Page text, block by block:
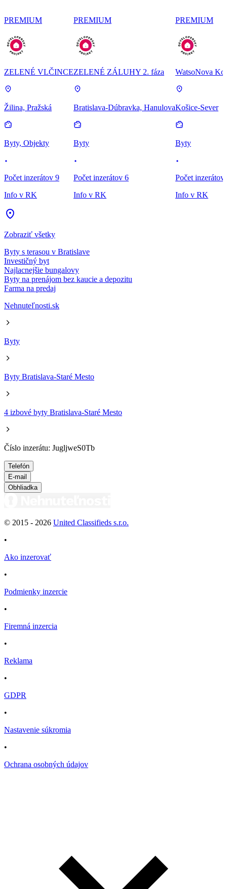
PREMIUM
ZELENÉ VLČINCE
Žilina, Pražská
Byty, Objekty
Počet inzerátov 9
Info v RK
PREMIUM
ZELENÉ ZÁLUHY 2. fáza
Bratislava-Dúbravka, Hanulova
Byty
Počet inzerátov 6
Info v RK
PREMIUM
WatsoNova
Košice-Sever
Byty
Počet inzerátov
Info v RK
Zobraziť všetky
Byty s terasou v Bratislave
Investičný byt
Najlacnejšie bungalovy
Byty na prenájom bez kaucie a depozitu
Farma na predaj
Nehnuteľnosti.sk
Byty
Byty Bratislava-Staré Mesto
4 izbové byty Bratislava-Staré Mesto
Číslo inzerátu: JugljweS0Tb
Telefón
E-mail
Obhliadka
© 2015 - 2026 United Classifieds s.r.o.
•
Ako inzerovať
•
Podmienky inzercie
•
Firemná inzercia
•
Reklama
•
GDPR
•
Nastavenie súkromia
•
Ochrana osobných údajov